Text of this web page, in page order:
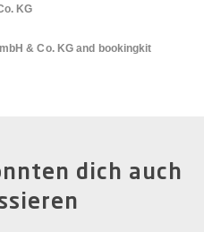
KG
& Co. KG and bookingkit
dich auch